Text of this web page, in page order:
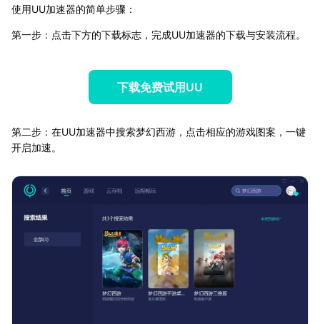
使用UU加速器的简单步骤：
第一步：点击下方的下载标志，完成UU加速器的下载与安装流程。
下载免费试用UU
第二步：在UU加速器中搜索梦幻西游，点击相应的游戏图案，一键
开启加速。